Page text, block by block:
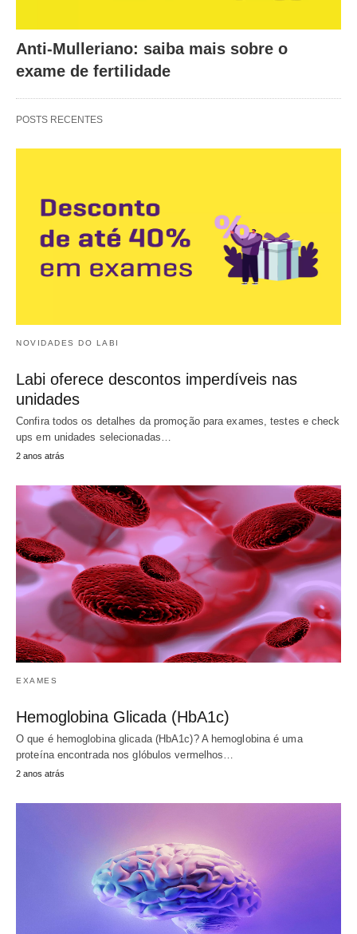
Anti-Mulleriano: saiba mais sobre o
exame de fertilidade
POSTS RECENTES
NOVIDADES DO LABI
Labi oferece descontos imperdíveis nas
unidades
Confira todos os detalhes da promoção para exames, testes e check
ups em unidades selecionadas…
2 anos atrás
EXAMES
Hemoglobina Glicada (HbA1c)
O que é hemoglobina glicada (HbA1c)? A hemoglobina é uma
proteína encontrada nos glóbulos vermelhos…
2 anos atrás